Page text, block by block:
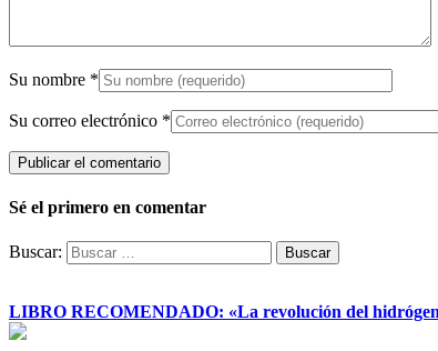
Su nombre *
Su correo electrónico *
Sé el primero en comentar
Buscar:
LIBRO RECOMENDADO: «La revolución del